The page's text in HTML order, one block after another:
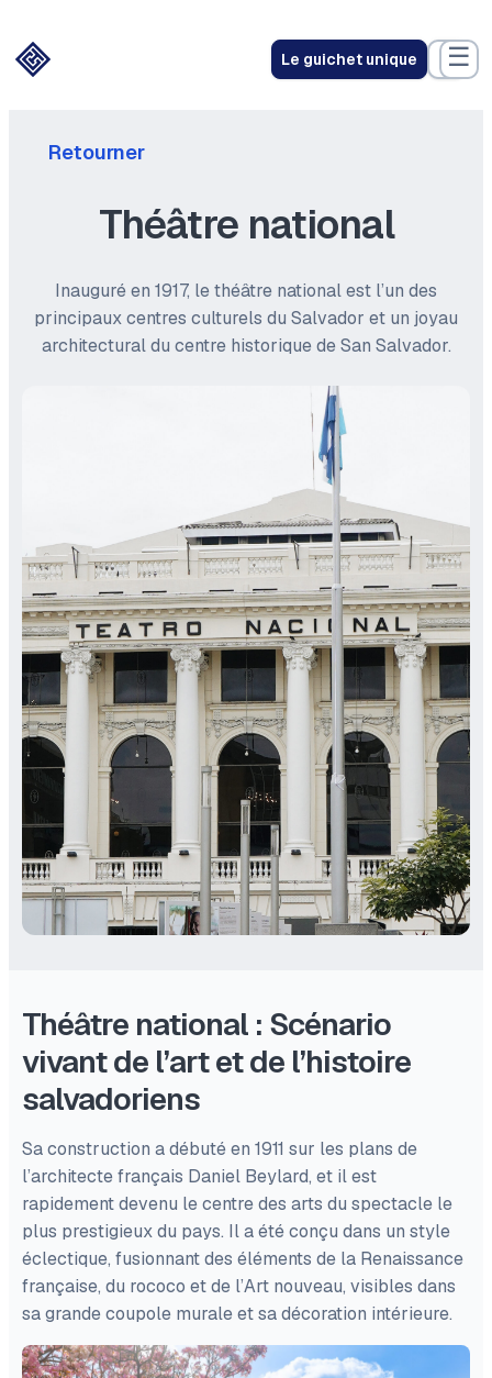
Le guichet unique ☰
Retourner
Théâtre national
Inauguré en 1917, le théâtre national est l’un des
principaux centres culturels du Salvador et un joyau
architectural du centre historique de San Salvador.
Théâtre national : Scénario
vivant de l’art et de l’histoire
salvadoriens
Sa construction a débuté en 1911 sur les plans de
l’architecte français Daniel Beylard, et il est
rapidement devenu le centre des arts du spectacle le
plus prestigieux du pays. Il a été conçu dans un style
éclectique, fusionnant des éléments de la Renaissance
française, du rococo et de l’Art nouveau, visibles dans
sa grande coupole murale et sa décoration intérieure.